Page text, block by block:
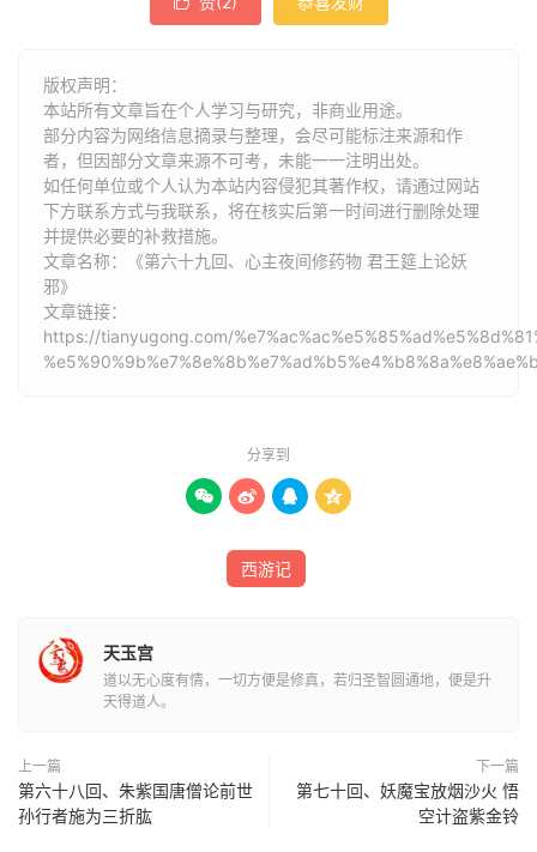
这不是双鸟失群也？”
众官闻说，齐声喝采道：“真是神僧！真是神医！”称赞不
已。当有太医官问道：“病势已看出矣，但不知用何药治
之？”行者道：
“不必执方，见药就要。”医官道：“经云药有八百八味，人有
四百四病。病不在一人之身，药岂有全用之理！如何见药就
要？”
行者道：“古人云，药不执方，合宜而用，故此全征药品，
而随便加减也。”那医官不复再言，即出朝门之外，差本衙
药一应器皿，都送入会同馆，交 与我师弟二人收下。”医官
听命，即将八百八味每味三斤及药碾、药磨、药罗、药侞并
侞钵、侞槌之类都送至馆中，一一交 付收讫。
行者往殿上请师父同至馆中制药。那长老正自起身，忽见内
病痊酬谢，倒换关文送行。三藏大惊道：“徒弟啊，此意是
留我做当头哩。若医得好，欢喜起送；若医不好，我命休
矣。你须仔细上心，精虔制度也！”行者笑道：“师父放心在
好大圣，别了三藏，辞了众臣，径至馆中。八戒迎着笑道：
版权声明：
本站所有文章旨在个人学习与研究，非商业用途。
部分内容为网络信息摘录与整理，会尽可能标注来源和作
者，但因部分文章来源不可考，未能一一注明出处。
如任何单位或个人认为本站内容侵犯其著作权，请通过网站
下方联系方式与我联系​​，将在核实后第一时间进行删除处理
并提供必要的补救措施。
文章名称：《第六十九回、心主夜间修药物 君王筵上论妖
邪》
文章链接：
https://tianyugong.com/
分享到
   
西游记
天玉宫
道以无心度有情，一切方便是修真，若归圣智圆通地，便是升
天得道人。
上一篇
第六十八回、朱紫国唐僧论前世
孙行者施为三折肱
下一篇
第七十回、妖魔宝放烟沙火 悟
空计盗紫金铃